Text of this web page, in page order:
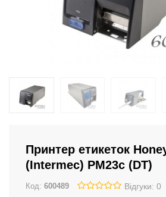
Принтер етикеток
(Intermec) PM23c (DT)
Код: 600489 Відгуки: 0